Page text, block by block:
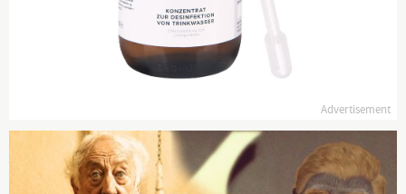
Tägliche News ab 19:45 Uhr aufwww.kla.tv
später auch hier auf YouTube.
Dranbleiben lohnt sich!
www.kla.tv/news
Advertisement